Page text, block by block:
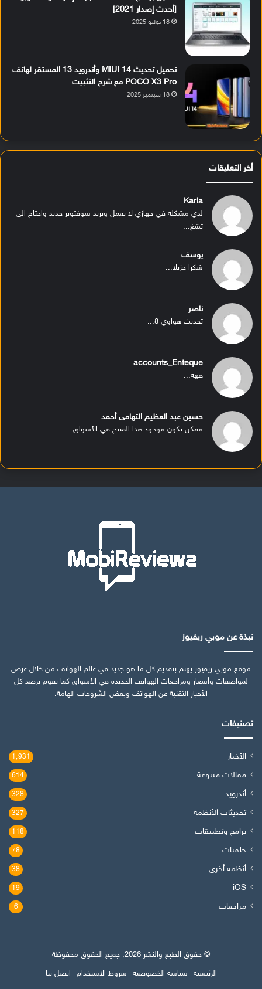
[أحدث إصدار 2021]
18 يوليو 2025
تحميل تحديث MIUI 14 وأندرويد 13 المستقر لهاتف
POCO X3 Pro مع شرح التثبيت
18 سبتمبر 2025
أخر التعليقات
Karla
لدي مشكله في جهازي لا يعمل ويريد سوفتوير جديد واحتاج الى
تشغ...
يوسف
شكرا جزيلا...
ناصر
تحديث هواوي 8...
accounts_Enteque
ههه...
حسين عبد العظيم التهامى أحمد
ممكن يكون موجود هذا المنتج في الأسواق...
نبذة عن موبي ريفيوز
موقع موبي ريفيوز يهتم بتقديم كل ما هو جديد في عالم الهواتف من خلال عرض
لمواصفات وأسعار ومراجعات الهواتف الجديدة في الأسواق كما نقوم برصد كل
الأخبار التقنية عن الهواتف وبعض الشروحات الهامة.
تصنيفات
الأخبار 1٬931
مقالات متنوعة 614
أندرويد 328
تحديثات الأنظمة 327
برامج وتطبيقات 118
خلفيات 78
أنظمة أخرى 38
iOS
19
مراجعات 6
© حقوق الطبع والنشر 2026, جميع الحقوق محفوظة
الرئيسية
سياسة الخصوصية شروط الاستخدام اتصل بنا